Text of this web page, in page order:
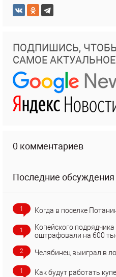
ПОДПИШИСЬ,
САМОЕ АКТУАЛЬНОЕ
0 комментариев
Последние обсуждения
1 Когда в поселке
1
Копейского
оштрафовали на 600
2 Челябинец выиграл в
1 Как будут работать